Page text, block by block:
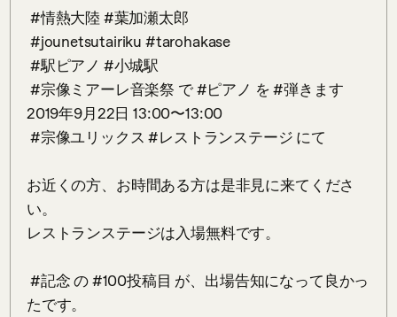
2019年9月22日 13:00〜13:00
お近くの方、お時間ある方は是非見に来てくださ
い。
レストランステージは入場無料です。
たです。